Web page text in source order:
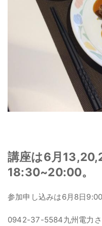
講座は6月
18:30~20:00。
参加申し込みは6月8日
0942-37-5584九州電力さ